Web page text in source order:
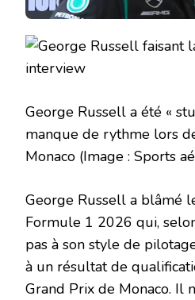
George Russell a été «
manque de rythme lors
Monaco (Image : Sports
George Russell a blâmé
Formule 1 2026 qui,
pas à son style de
à un résultat de
Grand Prix de Monaco. Il